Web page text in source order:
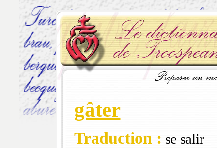
gâter
Traduction : se salir